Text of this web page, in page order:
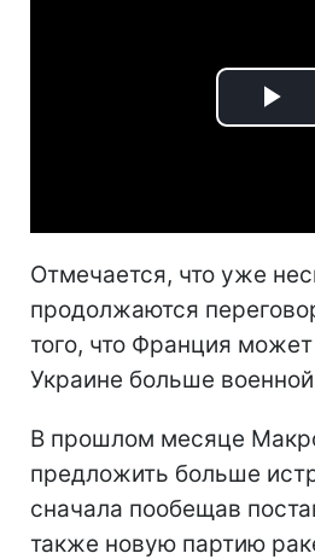
Отмечается, что уже
продолжаются
того, что Франция
Украине больше
В прошлом месяце
предложить больше
сначала пообещав
также новую партию